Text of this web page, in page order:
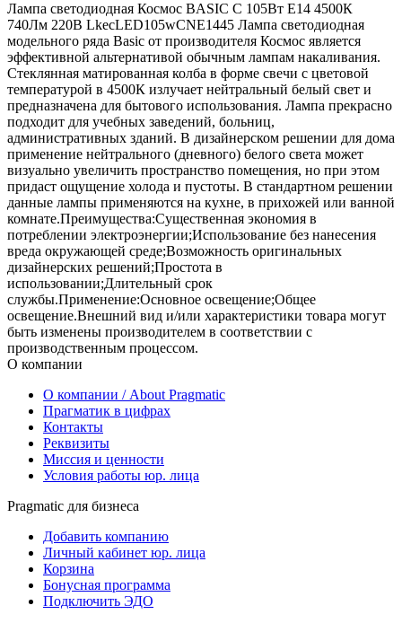
Лампа светодиодная Космос BASIC C 105Вт E14 4500К
740Лм 220В LkecLED105wCNE1445 Лампа светодиодная
модельного ряда Basic от производителя Космос является
эффективной альтернативой обычным лампам накаливания.
Стеклянная матированная колба в форме свечи с цветовой
температурой в 4500К излучает нейтральный белый свет и
предназначена для бытового использования. Лампа прекрасно
подходит для учебных заведений, больниц,
административных зданий. В дизайнерском решении для дома
применение нейтрального (дневного) белого света может
визуально увеличить пространство помещения, но при этом
придаст ощущение холода и пустоты. В стандартном решении
данные лампы применяются на кухне, в прихожей или ванной
комнате.Преимущества:Существенная экономия в
потреблении электроэнергии;Использование без нанесения
вреда окружающей среде;Возможность оригинальных
дизайнерских решений;Простота в
использовании;Длительный срок
службы.Применение:Основное освещение;Общее
освещение.Внешний вид и/или характеристики товара могут
быть изменены производителем в соответствии с
производственным процессом.
О компании
О компании / About Pragmatic
Прагматик в цифрах
Контакты
Реквизиты
Миссия и ценности
Условия работы юр. лица
Pragmatic для бизнеса
Добавить компанию
Личный кабинет юр. лица
Корзина
Бонусная программа
Подключить ЭДО